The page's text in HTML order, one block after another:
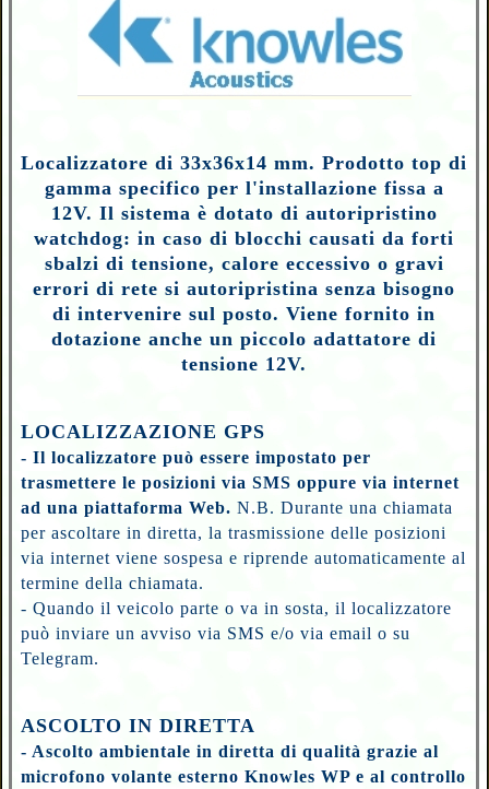
Localizzatore di 33x36x14 mm. Prodotto top di
gamma specifico per l'installazione fissa a
12V. Il sistema è dotato di autoripristino
watchdog: in caso di blocchi causati da forti
sbalzi di tensione, calore eccessivo o gravi
errori di rete si autoripristina senza bisogno
di intervenire sul posto. Viene fornito in
dotazione anche un piccolo adattatore di
tensione 12V.
LOCALIZZAZIONE GPS
- Il localizzatore può essere impostato per
trasmettere le posizioni via SMS oppure via internet
ad una piattaforma Web.N.B. Durante una chiamata
per ascoltare in diretta, la trasmissione delle posizioni
via internet viene sospesa e riprende automaticamente al
termine della chiamata.
- Quando il veicolo parte o va in sosta, il localizzatore
può inviare un avviso via SMS e/o via email o su
Telegram.
ASCOLTO IN DIRETTA
- Ascolto ambientale in diretta di qualità grazie al
microfono volante esterno Knowles WP e al controllo